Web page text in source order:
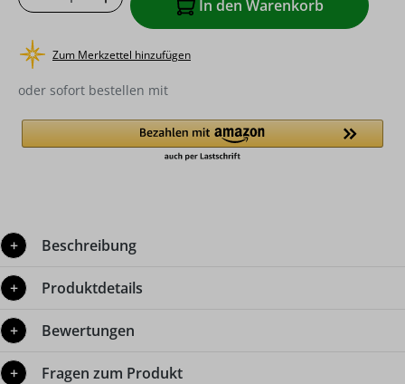
In den Warenkorb
Zum Merkzettel hinzufügen
oder sofort bestellen mit
Beschreibung
Produktdetails
Bewertungen
Fragen zum Produkt